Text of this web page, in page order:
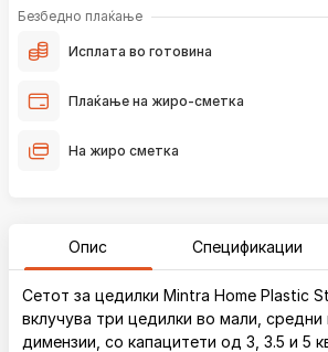
локацијата на вашата нарачка, како и
до вашата адреса.
*Во 99% од случаите, производите
рок наведен погоре. Имајте в предвид дека
Безбедно плаќање
Исплата во готовина
Плаќање на жиро-сметка
На жиро сметка
Опис Спецификации
Сетот за цедилки Mintra Home Plastic
вклучува три цедилки во мали, средни
димензии, со капацитети од 3, 3.5 и 5